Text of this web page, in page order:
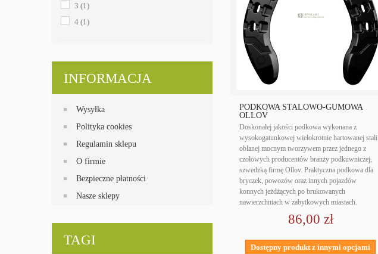
3 (1)
4 (1)
INFORMACJA
Wysyłka
Polityka cookies
Regulamin sklepu
O firmie
Bezpieczne płatności
Nasze sklepy
TAGI
PODKOWA STALOWO-GUMOWA
OLLOV
Doskonałej jakości podkowa wykonana z
wysokogatunkowej wielokrotnie hartowanej stali
oblanej mocnym tworzywem przez jednego z
czołowych producentów branży podkuwniczej,
szwedzką firmę Ollov. Praktyczna podkowa dla
bryczek, powozów oraz innych pojazdów
konnych jeżdżących po brukowanych
nawierzchniach w zabytkowych miastach.
86,00 zł
Dostępny produkt z innymi opcjami